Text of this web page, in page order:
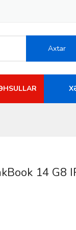
Axtar
14 G8